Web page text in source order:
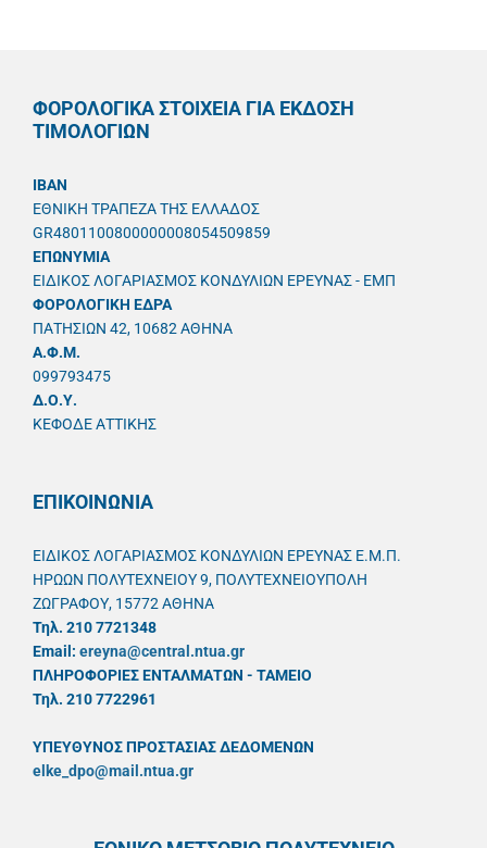
ΦΟΡΟΛΟΓΙΚΑ ΣΤΟΙΧΕΙΑ ΓΙΑ ΕΚΔΟΣΗ
ΤΙΜΟΛΟΓΙΩΝ
IBAN
ΕΘΝΙΚΗ ΤΡΑΠΕΖΑ ΤΗΣ ΕΛΛΑΔΟΣ
GR4801100800000008054509859
ΕΠΩΝΥΜΙΑ
ΕΙΔΙΚΟΣ ΛΟΓΑΡΙΑΣΜΟΣ ΚΟΝΔΥΛΙΩΝ ΕΡΕΥΝΑΣ - ΕΜΠ
ΦΟΡΟΛΟΓΙΚΗ ΕΔΡΑ
ΠΑΤΗΣΙΩΝ 42, 10682 ΑΘΗΝΑ
A.Φ.Μ.
099793475
Δ.Ο.Υ.
ΚΕΦΟΔΕ ΑΤΤΙΚΗΣ
ΕΠΙΚΟΙΝΩΝΙΑ
ΕΙΔΙΚΟΣ ΛΟΓΑΡΙΑΣΜΟΣ ΚΟΝΔΥΛΙΩΝ ΕΡΕΥΝΑΣ Ε.Μ.Π.
ΗΡΩΩΝ ΠΟΛΥΤΕΧΝΕΙΟΥ 9, ΠΟΛΥΤΕΧΝΕΙΟΥΠΟΛΗ
ΖΩΓΡΑΦΟΥ, 15772 ΑΘΗΝΑ
Τηλ. 210 7721348
Email: ereyna@central.ntua.gr
ΠΛΗΡΟΦΟΡΙΕΣ ΕΝΤΑΛΜΑΤΩΝ - ΤΑΜΕΙΟ
Τηλ. 210 7722961
ΥΠΕΥΘYΝΟΣ ΠΡΟΣΤΑΣΙΑΣ ΔΕΔΟΜΕΝΩΝ
elke_dpo@mail.ntua.gr